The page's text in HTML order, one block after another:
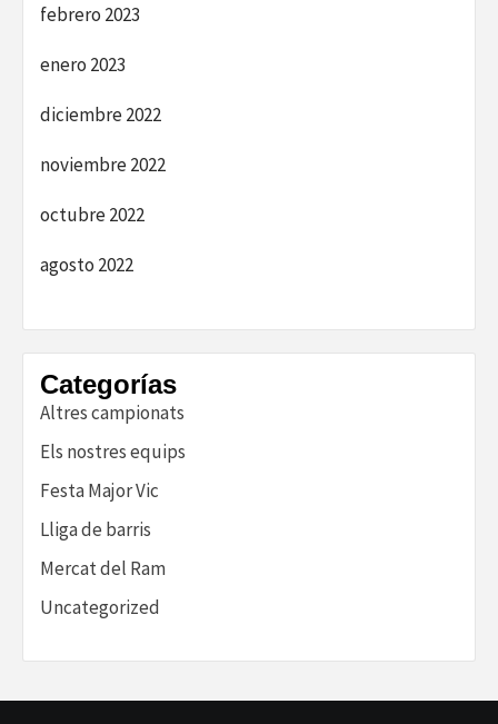
febrero 2023
enero 2023
diciembre 2022
noviembre 2022
octubre 2022
agosto 2022
Categorías
Altres campionats
Els nostres equips
Festa Major Vic
Lliga de barris
Mercat del Ram
Uncategorized